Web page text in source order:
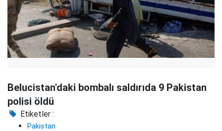
Belucistan'daki bombalı saldırıda 9 Pakistan
polisi öldü
Etiketler :
Pakistan